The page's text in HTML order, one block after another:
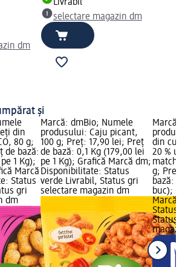
dm
Livrabil
selectare magazin dm
și
din
80 g;
de bază:
1 Kg);
Marcă
Status
gri
dm
Marcă: dmBio; Numele
produsului: Caju picant,
100 g; Preț: 17,90 lei; Preț
de bază: 0,1 Kg (179,00 lei
pe 1 Kg); Grafică Marcă dm;
Disponibilitate: Status
verde Livrabil, Status gri
selectare magazin dm
Marcă:
din
20 %
matcha
g; Preț:
bază: 1
buc);
Marcă
Status
Status